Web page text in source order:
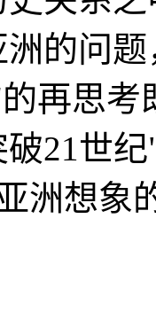
的问
再思考
21世
洲想象